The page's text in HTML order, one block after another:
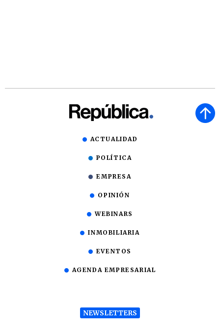
ACTUALIDAD
POLÍTICA
EMPRESA
OPINIÓN
WEBINARS
INMOBILIARIA
EVENTOS
AGENDA EMPRESARIAL
NEWSLETTERS